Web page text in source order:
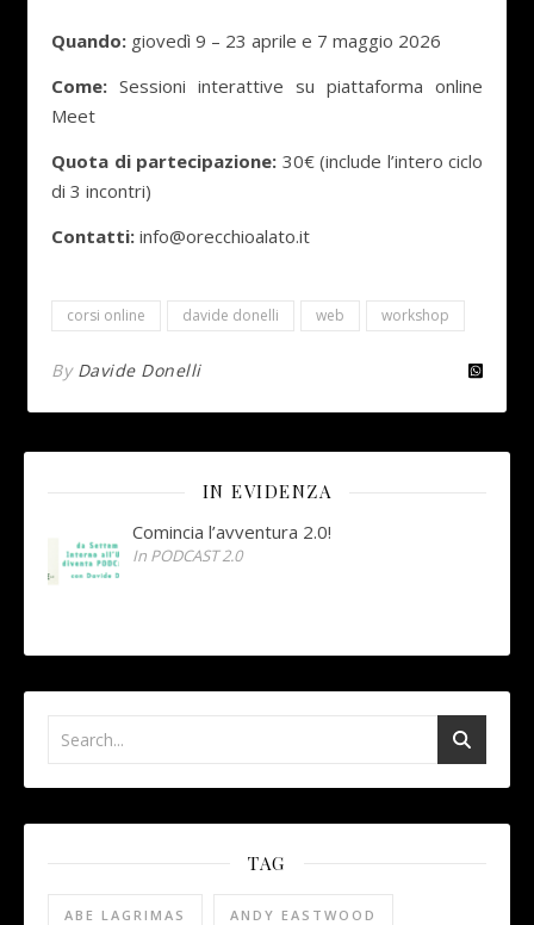
Quando: giovedì 9 – 23 aprile e 7 maggio 2026
Come: Sessioni interattive su piattaforma online
Meet
Quota di partecipazione: 30€ (include l’intero ciclo
di 3 incontri)
Contatti: info@orecchioalato.it
corsi online davide donelli web workshop
By Davide Donelli
IN EVIDENZA
Comincia l’avventura 2.0!
In PODCAST 2.0
TAG
ABE LAGRIMAS ANDY EASTWOOD